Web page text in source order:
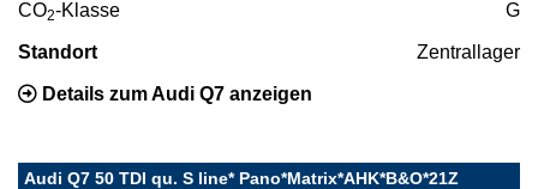
CO2-Klasse G
Standort Zentrallager
Details zum Audi Q7 anzeigen
Audi Q7 50 TDI qu. S line* Pano*Matrix*AHK*B&O*21Z